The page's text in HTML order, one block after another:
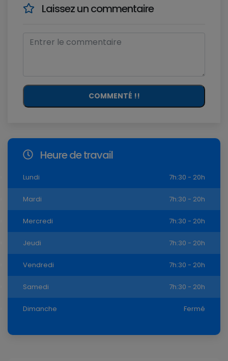
Laissez un commentaire
COMMENTÉ !!
Heure de travail
Lundi 7h:30 - 20h
Mardi 7h:30 - 20h
Mercredi 7h:30 - 20h
Jeudi 7h:30 - 20h
Vendredi 7h:30 - 20h
Samedi 7h:30 - 20h
Dimanche Fermé